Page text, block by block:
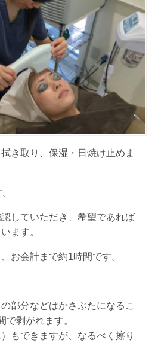
き取り、保湿・日焼け止めま
していただき、希望であれば
ます。
お会計まで約1時間です。
部分などはかさぶたになるこ
で剥がれます。
もできますが、なるべく擦り